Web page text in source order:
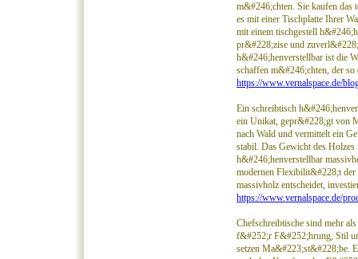
m&#246;chten. Sie kaufen das
es mit einer Tischplatte Ihrer
mit einem tischgestell
pr&#228;zise und
h&#246;henverstellbar ist die
schaffen m&#246;chten, der
https://www.vernalspace.de/
Ein schreibtisch
ein Unikat, gepr&#228;gt von
nach Wald und vermittelt ein
stabil. Das Gewicht des
h&#246;henverstellbar
modernen Flexibilit&#228;t
massivholz entscheidet,
https://www.vernalspace.de/
Chefschreibtische sind mehr
f&#252;r F&#252;hrung, Stil
setzen Ma&#223;st&#228;be.